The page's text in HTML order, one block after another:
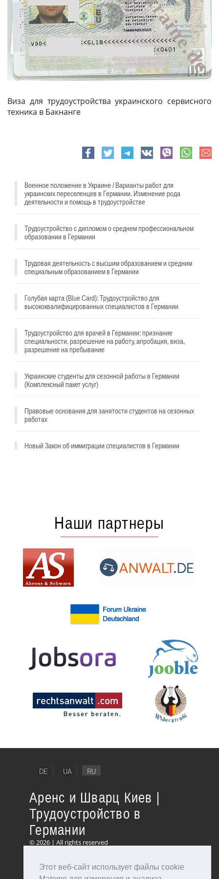
Этот веб-сайт использует файлы cookie
Военное положение в Украине / Варианты работ для
украинских переселенцев в Германии. Изменение рода
деятельности и помощь в трудоустройстве
Трудоустройство с дипломом о среднем профессиональном
образовании в Германии
Трудовая деятельность с высшим образованием и средним
специальным образованием в Германии
Голубая карта (Blue Card): Трудоустройство для
высококвалифицированных специалистов в Германии
Трудоустройство для врачей в Германии: признание
специальности, разрешение на работу, апробация, виза,
разрешение на пребывание
Украинские студенты для сезонной работы в Германии
(Комплексный пакет услуг)
Правовые основания для занятости студентов на сезонных
работах
Новый Закон об иммиграции специалистов в Германии
Виза для трудоустройства украинского сервисного
техника в Бакнанге
e-
Наши партнеры
DE UA RU
Аренс и Шварц Киев |
Трудоустройство в
Германии
© 2026 | All rights reserved